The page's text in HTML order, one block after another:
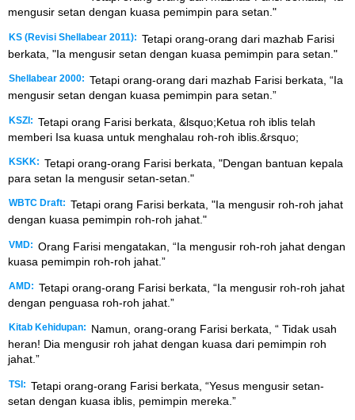
mengusir setan dengan kuasa pemimpin para setan."
KS (Revisi Shellabear 2011): Tetapi orang-orang dari mazhab Farisi
berkata, "Ia mengusir setan dengan kuasa pemimpin para setan."
Shellabear 2000: Tetapi orang-orang dari mazhab Farisi berkata, “Ia
mengusir setan dengan kuasa pemimpin para setan.”
KSZI: Tetapi orang Farisi berkata, &lsquo;Ketua roh iblis telah
memberi Isa kuasa untuk menghalau roh-roh iblis.&rsquo;
KSKK: Tetapi orang-orang Farisi berkata, "Dengan bantuan kepala
para setan Ia mengusir setan-setan."
WBTC Draft: Tetapi orang Farisi berkata, "Ia mengusir roh-roh jahat
dengan kuasa pemimpin roh-roh jahat."
VMD: Orang Farisi mengatakan, “Ia mengusir roh-roh jahat dengan
kuasa pemimpin roh-roh jahat.”
AMD: Tetapi orang-orang Farisi berkata, “Ia mengusir roh-roh jahat
dengan penguasa roh-roh jahat.”
Kitab Kehidupan:
Namun, orang-orang Farisi berkata, “ Tidak usah
heran! Dia mengusir roh jahat dengan kuasa dari pemimpin roh
jahat.”
TSI: Tetapi orang-orang Farisi berkata, “Yesus mengusir setan-
setan dengan kuasa iblis, pemimpin mereka.”